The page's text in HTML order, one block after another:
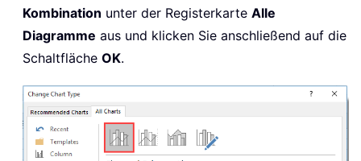
Kombination unter der Registerkarte Alle
Diagramme aus und klicken Sie anschließend auf die
Schaltfläche OK.